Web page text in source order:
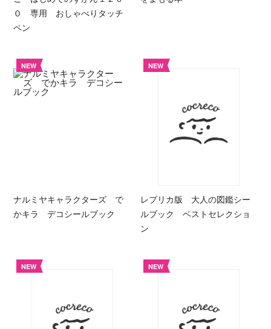
０ 専用 おしゃべりタッチ
ペン
NEW
ナルミヤキャラクターズ で
かキラ デコシールブック
NEW
レプリカ版 大人の図鑑シー
ルブック ベストセレクショ
ン
NEW NEW